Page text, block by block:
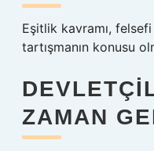
Eşitlik kavramı,
tartışmanın konusu
ZAMAN